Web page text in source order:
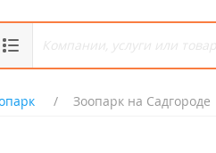
Зоопарк на Садгороде